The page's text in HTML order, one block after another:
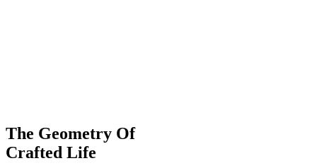
The Geometry Of
Crafted Life